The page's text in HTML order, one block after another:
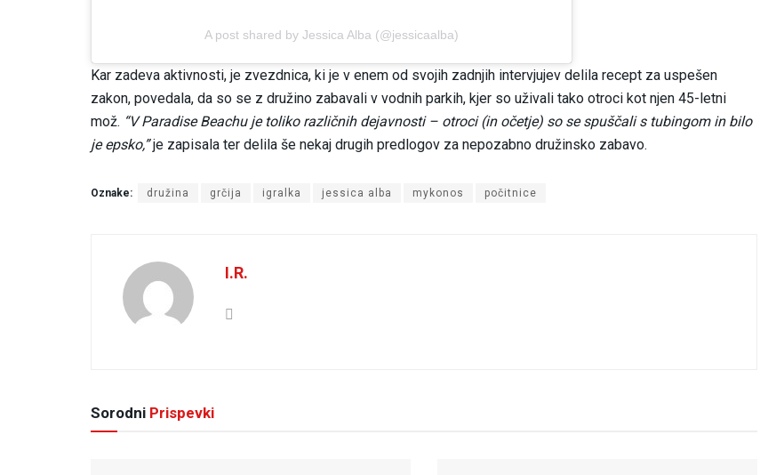
A post shared by Jessica Alba (@jessicaalba)
Kar zadeva aktivnosti, je zvezdnica, ki je v enem od svojih zadnjih intervjujev delila recept za uspešen
zakon, povedala, da so se z družino zabavali v vodnih parkih, kjer so uživali tako otroci kot njen 45-letni
mož. “V Paradise Beachu je toliko različnih dejavnosti – otroci (in očetje) so se spuščali s tubingom in bilo
je epsko,”je zapisala ter delila še nekaj drugih predlogov za nepozabno družinsko zabavo.
Oznake: družina grčija igralka jessica alba mykonos počitnice
I.R.
Sorodni Prispevki